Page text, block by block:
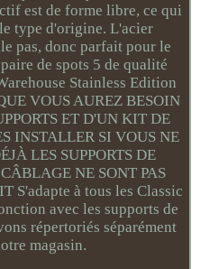
est de forme libre, ce qui
type d'origine. L'acier
pas, donc parfait pour le
de spots 5 de qualité
Stainless Edition
VOUS AUREZ BESOIN
ET D'UN KIT DE
INSTALLER SI VOUS NE
LES SUPPORTS DE
NE SONT PAS
S'adapte à tous les Classic
avec les supports de
répertoriés séparément
magasin.